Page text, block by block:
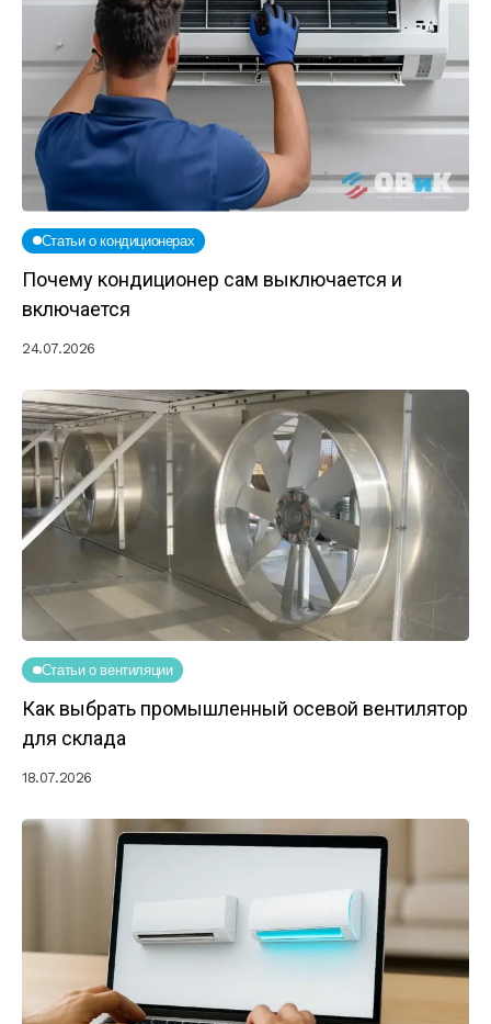
Статьи о кондиционерах
Почему кондиционер сам выключается и
включается
24.07.2026
Статьи о вентиляции
Как выбрать промышленный осевой вентилятор
для склада
18.07.2026